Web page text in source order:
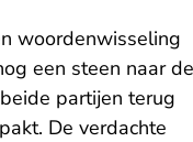
woordenwisseling
een steen naar de
partijen terug
De verdachte